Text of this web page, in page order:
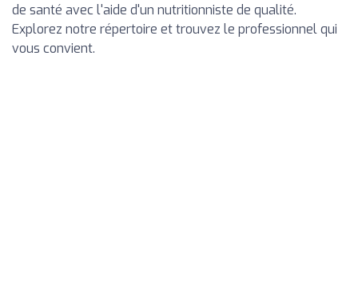
de santé avec l'aide d'un nutritionniste de qualité.
Explorez notre répertoire et trouvez le professionnel qui
vous convient.